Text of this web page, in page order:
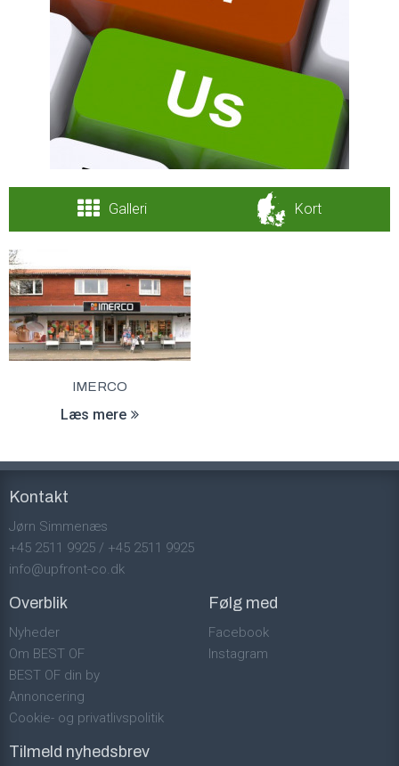
Galleri Kort
IMERCO
Læs mere
Kontakt
Jørn Simmenæs
+45 2511 9925 / +45 2511 9925
info@upfront-co.dk
Overblik
Nyheder
Om BEST OF
BEST OF din by
Annoncering
Cookie- og privatlivspolitik
Følg med
Facebook
Instagram
Tilmeld nyhedsbrev